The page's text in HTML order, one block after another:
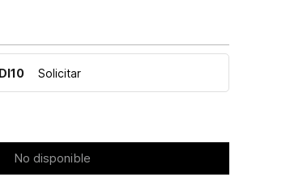
Solicitar
No disponible